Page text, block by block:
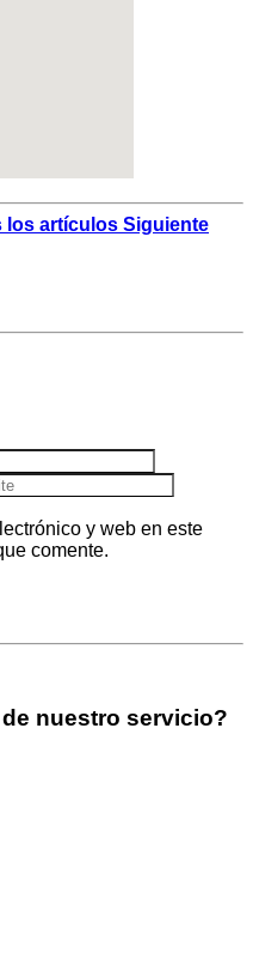
los artículos Siguiente
y web en este
comente.
nuestro servicio?